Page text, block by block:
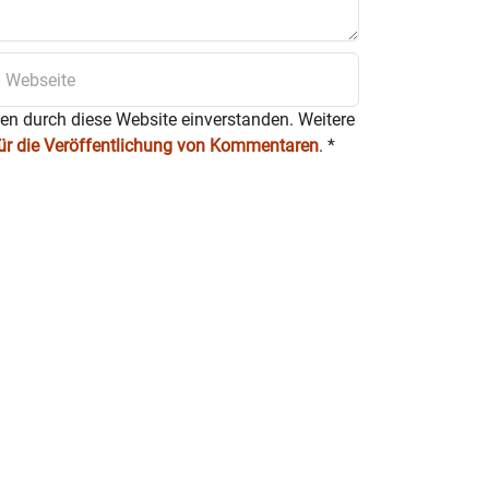
durch diese Website einverstanden. Weitere
die Veröffentlichung von Kommentaren. *